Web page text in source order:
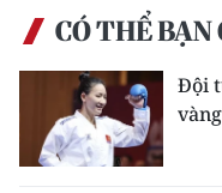
CÁC CHUYÊN TRANG
VỀ BÁO NHÂN DÂN
THỜI NAY
CÓ THỂ
Đội